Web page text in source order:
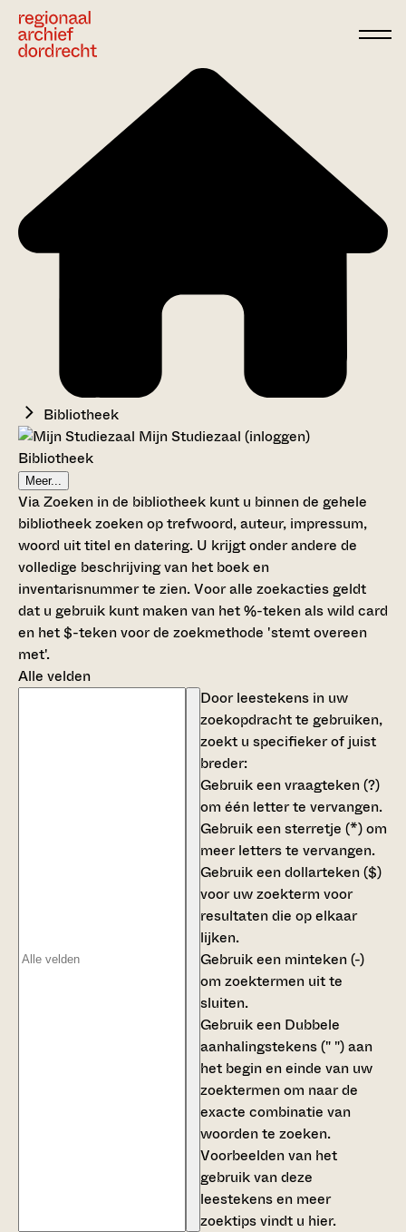
Bibliotheek
Mijn Studiezaal (inloggen)
Bibliotheek
Meer...
Via Zoeken in de bibliotheek kunt u binnen de gehele
bibliotheek zoeken op trefwoord, auteur, impressum,
woord uit titel en datering. U krijgt onder andere de
volledige beschrijving van het boek en
inventarisnummer te zien. Voor alle zoekacties geldt
dat u gebruik kunt maken van het %-teken als wild card
en het $-teken voor de zoekmethode 'stemt overeen
met'.
Alle velden
Door leestekens in uw
zoekopdracht te gebruiken,
zoekt u specifieker of juist
breder:
Gebruik eenvraagteken (?)
om één letter te vervangen.
Gebruik eensterretje (*)om
meer letters te vervangen.
Gebruik eendollarteken ($)
voor uw zoekterm voor
resultaten die op elkaar
lijken.
Gebruik een minteken (-)
om zoektermen uit te
sluiten.
Gebruik een Dubbele
aanhalingstekens (" ")aan
het begin en einde van uw
zoektermen om naar de
exacte combinatie van
woorden te zoeken.
Voorbeelden van het
gebruik van deze
leestekens en meer
zoektips vindt u hier.